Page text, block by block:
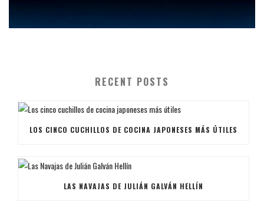
RECENT POSTS
LOS CINCO CUCHILLOS DE COCINA JAPONESES MÁS ÚTILES
LAS NAVAJAS DE JULIÁN GALVÁN HELLÍN